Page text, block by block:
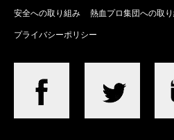
安全への取り組み 熱血プロ集団への取
プライバシーポリシー